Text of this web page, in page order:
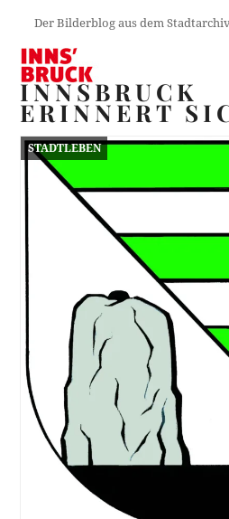
Der Bilderblog aus dem
INNSBRUCK
ERINNERT
STADTLEBEN